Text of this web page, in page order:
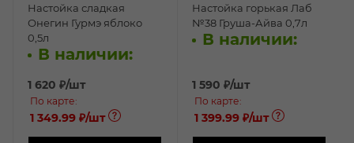
Настойка сладкая
Онегин Гурмэ яблоко
0,5л
В наличии:
1 620 ₽/шт
По карте:
1 349.99 ₽/шт
Настойка горькая Лаб
№38 Груша-Айва 0,7л
В наличии:
1 590 ₽/шт
По карте:
1 399.99 ₽/шт